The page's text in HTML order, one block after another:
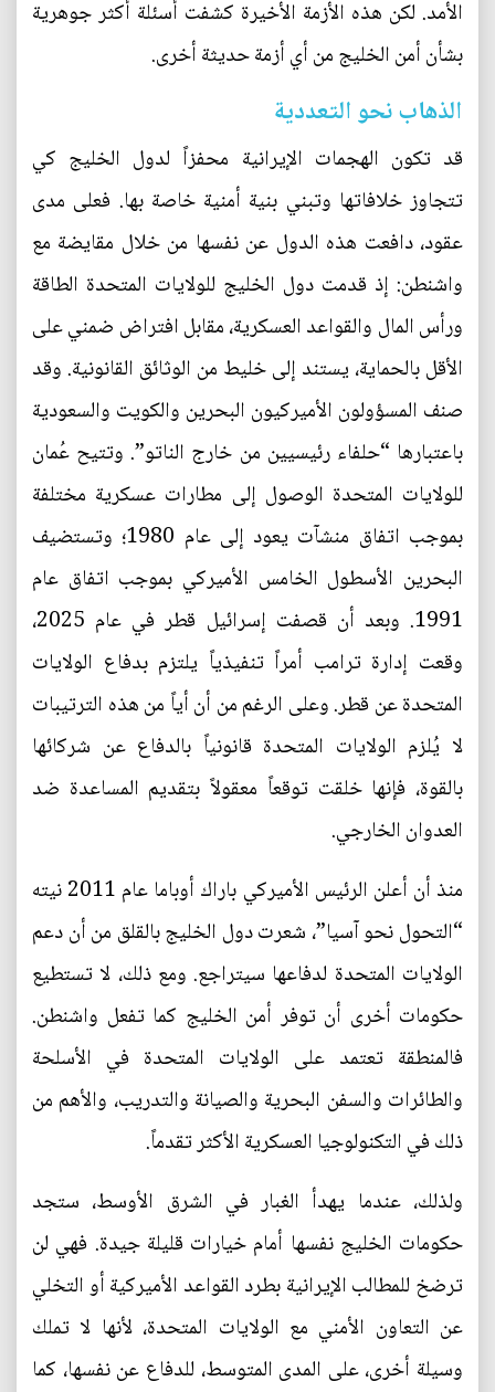
الأمد. لكن هذه الأزمة الأخيرة كشفت أسئلة أكثر جوهرية
بشأن أمن الخليج من أي أزمة حديثة أخرى.
الذهاب نحو التعددية
قد تكون الهجمات الإيرانية محفزاً لدول الخليج كي
تتجاوز خلافاتها وتبني بنية أمنية خاصة بها. فعلى مدى
عقود، دافعت هذه الدول عن نفسها من خلال مقايضة مع
واشنطن: إذ قدمت دول الخليج للولايات المتحدة الطاقة
ورأس المال والقواعد العسكرية، مقابل افتراض ضمني على
الأقل بالحماية، يستند إلى خليط من الوثائق القانونية. وقد
صنف المسؤولون الأميركيون البحرين والكويت والسعودية
باعتبارها “حلفاء رئيسيين من خارج الناتو”. وتتيح عُمان
للولايات المتحدة الوصول إلى مطارات عسكرية مختلفة
بموجب اتفاق منشآت يعود إلى عام 1980؛ وتستضيف
البحرين الأسطول الخامس الأميركي بموجب اتفاق عام
1991. وبعد أن قصفت إسرائيل قطر في عام 2025،
وقعت إدارة ترامب أمراً تنفيذياً يلتزم بدفاع الولايات
المتحدة عن قطر. وعلى الرغم من أن أياً من هذه الترتيبات
لا يُلزم الولايات المتحدة قانونياً بالدفاع عن شركائها
بالقوة، فإنها خلقت توقعاً معقولاً بتقديم المساعدة ضد
العدوان الخارجي.
منذ أن أعلن الرئيس الأميركي باراك أوباما عام 2011 نيته
“التحول نحو آسيا”، شعرت دول الخليج بالقلق من أن دعم
الولايات المتحدة لدفاعها سيتراجع. ومع ذلك، لا تستطيع
حكومات أخرى أن توفر أمن الخليج كما تفعل واشنطن.
فالمنطقة تعتمد على الولايات المتحدة في الأسلحة
والطائرات والسفن البحرية والصيانة والتدريب، والأهم من
ذلك في التكنولوجيا العسكرية الأكثر تقدماً.
ولذلك، عندما يهدأ الغبار في الشرق الأوسط، ستجد
حكومات الخليج نفسها أمام خيارات قليلة جيدة. فهي لن
ترضخ للمطالب الإيرانية بطرد القواعد الأميركية أو التخلي
عن التعاون الأمني مع الولايات المتحدة، لأنها لا تملك
وسيلة أخرى، على المدى المتوسط، للدفاع عن نفسها، كما